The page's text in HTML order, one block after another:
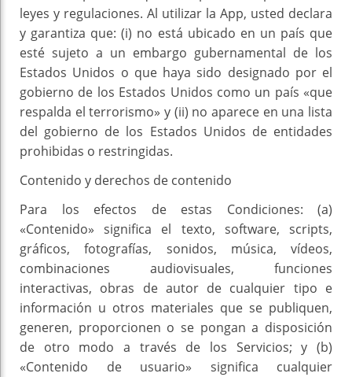
leyes y regulaciones. Al utilizar la App, usted declara
y garantiza que: (i) no está ubicado en un país que
esté sujeto a un embargo gubernamental de los
Estados Unidos o que haya sido designado por el
gobierno de los Estados Unidos como un país «que
respalda el terrorismo» y (ii) no aparece en una lista
del gobierno de los Estados Unidos de entidades
prohibidas o restringidas.
Contenido y derechos de contenido
Para los efectos de estas Condiciones: (a)
«Contenido» significa el texto, software, scripts,
gráficos, fotografías, sonidos, música, vídeos,
combinaciones audiovisuales, funciones
interactivas, obras de autor de cualquier tipo e
información u otros materiales que se publiquen,
generen, proporcionen o se pongan a disposición
de otro modo a través de los Servicios; y (b)
«Contenido de usuario» significa cualquier